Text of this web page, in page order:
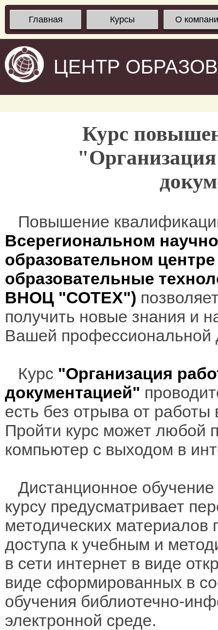
Главная Курсы О
ЦЕНТР
Курс
Повышение
Всерегиональном
образовательном
образовательные
ВНОЦ "СОТЕХ")
получить новые знания и
Вашей профессиональной
Курс "Организация
документацией"
есть без отрыва от
Пройти курс может любой
компьютер с выходом в
Дистанционное
курсу предусматривает
методических материалов
доступа к учебным и
в сети интернет в виде
виде сформированных в
обучения библиотечно-
электронной среде.